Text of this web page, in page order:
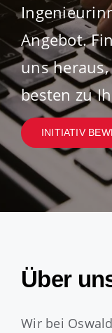
Angebot.
uns
besten zu
INITIATIV
Über
Wir bei